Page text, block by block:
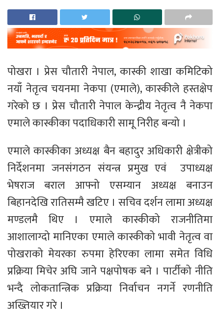
पोखरा । प्रेस चौतारी नेपाल, कास्की शाखा कमिटिको
नयाँ नेतृत्व चयनमा नेकपा (एमाले), कास्कीले हस्तक्षेप
गरेको छ । प्रेस चौतारी नेपाल केन्द्रीय नेतृत्व नै नेकपा
एमाले कास्कीका पदाधिकारी सामू निरीह बन्यो ।
एमाले कास्कीका अध्यक्ष बैन बहादुर अधिकारी क्षेत्रीको
निर्देशनमा जनसंगठन संयन्त्र प्रमुख एवं उपाध्यक्ष
भेषराज बराल आफ्नो एसम्यान अध्यक्ष बनाउन
बिहानदेखि रातिसम्मै खटिए । सचिव दर्शन लामा अध्यक्ष
मण्डलमै थिए । एमाले कास्कीको राजनीतिमा
आशालाग्दो मानिएका एमाले कास्कीको भावी नेतृत्व वा
पोखराको मेयरका रुपमा हेरिएका लामा समेत विधि
प्रक्रिया मिचेर अघि जाने पक्षपोषक बने । पार्टीको नीति
भन्दै लोकतान्त्रिक प्रक्रिया निर्वाचन नगर्ने रणनीति
अख्तियार गरे ।